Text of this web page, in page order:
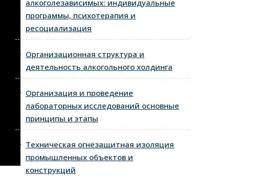
алкоголезависимых: индивидуальные
программы, психотерапия и
ресоциализация
Организационная структура и
деятельность алкогольного холдинга
Организация и проведение
лабораторных исследований основные
принципы и этапы
Техническая огнезащитная изоляция
промышленных объектов и
конструкций